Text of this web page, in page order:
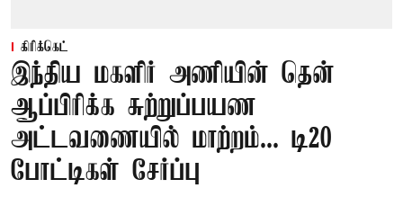
கிரிக்கெட்
இந்திய மகளிர் அணியின் தென்
ஆப்பிரிக்க சுற்றுப்பயண
அட்டவணையில் மாற்றம்... டி20
போட்டிகள் சேர்ப்பு